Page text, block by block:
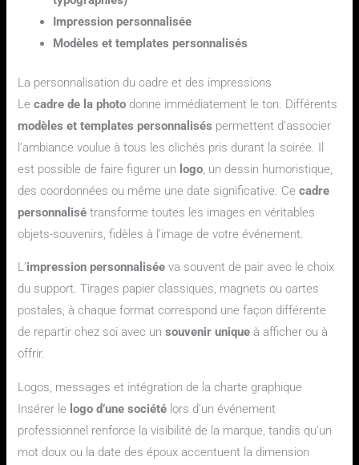
Impression personnalisée
Modèles et templates personnalisés
La personnalisation du cadre et des impressions
Lecadre de la photo donne immédiatement le ton. Différents
modèles et templates personnalisés permettent d’associer
l’ambiance voulue à tous les clichés pris durant la soirée. Il
est possible de faire figurer un logo , un dessin humoristique,
des coordonnées ou même une date significative. Cecadre
personnalisé transforme toutes les images en véritables
objets-souvenirs, fidèles à l’image de votre événement.
L’impression personnalisée va souvent de pair avec le choix
du support. Tirages papier classiques, magnets ou cartes
postales, à chaque format correspond une façon différente
de repartir chez soi avec unsouvenir unique à afficher ou à
offrir.
Logos, messages et intégration de la charte graphique
Insérer le logo d’une société lors d’un événement
professionnel renforce la visibilité de la marque, tandis qu’un
mot doux ou la date des époux accentuent la dimension